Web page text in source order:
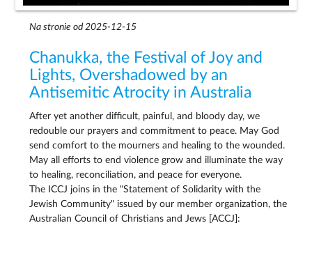
Na stronie od 2025-12-15
Chanukka, the Festival of Joy and
Lights, Overshadowed by an
Antisemitic Atrocity in Australia
After yet another difficult, painful, and bloody day, we
redouble our prayers and commitment to peace. May God
send comfort to the mourners and healing to the wounded.
May all efforts to end violence grow and illuminate the way
to healing, reconciliation, and peace for everyone.
The ICCJ joins in the "Statement of Solidarity with the
Jewish Community" issued by our member organization, the
Australian Council of Christians and Jews [ACCJ]: